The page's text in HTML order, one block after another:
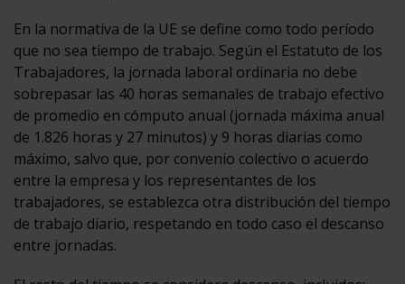
En la normativa de la UE se define como todo período
que no sea tiempo de trabajo. Según el Estatuto de los
Trabajadores, la jornada laboral ordinaria no debe
sobrepasar las 40 horas semanales de trabajo efectivo
de promedio en cómputo anual (jornada máxima anual
de 1.826 horas y 27 minutos) y 9 horas diarias como
máximo, salvo que, por convenio colectivo o acuerdo
entre la empresa y los representantes de los
trabajadores, se establezca otra distribución del tiempo
de trabajo diario, respetando en todo caso el descanso
entre jornadas.